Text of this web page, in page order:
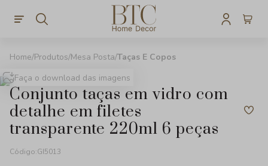
Produtos Mesa Posta Taças E Copos
Faça o download das imagens
conjunto taças em vidro com
detalhe em filetes
transparente 220ml 6 peças
Código:GI5013